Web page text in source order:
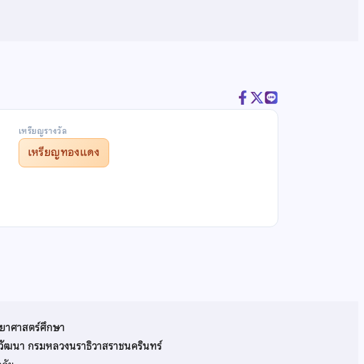
เหรียญรางวัล
เหรียญทองแดง
าศาสตร์ศึกษา
นา กรมหลวงนราธิวาสราชนครินทร์